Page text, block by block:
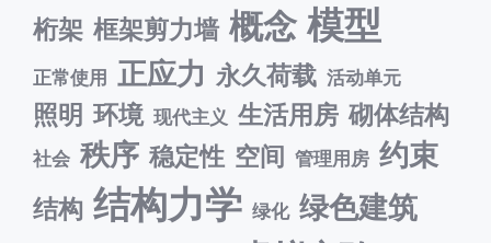
桁架 框架剪力墙 概念 模型
正常使用 正应力 永久荷载 活动单元
照明 环境 现代主义 生活用房 砌体结构
社会 秩序 稳定性 空间 管理用房 约束
结构 结构力学 绿化 绿色建筑